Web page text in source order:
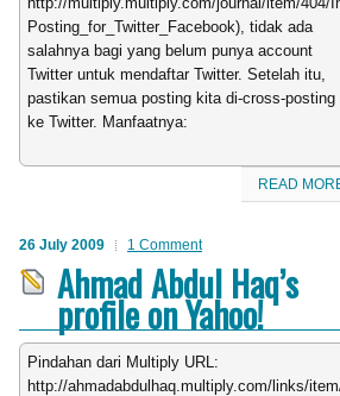
Posting_for_Twitter_Facebook), tidak ada
salahnya bagi yang belum punya account
Twitter untuk mendaftar Twitter. Setelah itu,
pastikan semua posting kita di-cross-posting
ke Twitter. Manfaatnya:
READ
26 July 2009 1 Comment
Ahmad Abdul Haq’s
profile on Yahoo!
Pindahan dari Multiply URL:
http://ahmadabdulhaq.multiply.com/links/